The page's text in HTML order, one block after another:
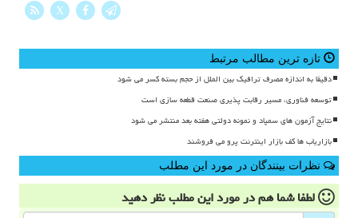
X
تازه ترین مطالب مرتبط
دقیقا به اندازه مصرف ترافیک بین الملل از حجم بسته کسر می شود
توسعه فناوری، مسیر رقابت پذیری صنعت قطعه سازی است
نتایج آزمون های سمپاد و نمونه دولتی هفته بعد منتشر می شود
بازاریاب ها کف بازار اینترنت پرو می فروشند
نظرات بینندگان در مورد این مطلب
لطفا شما همدر مورد این مطلبنظر دهید